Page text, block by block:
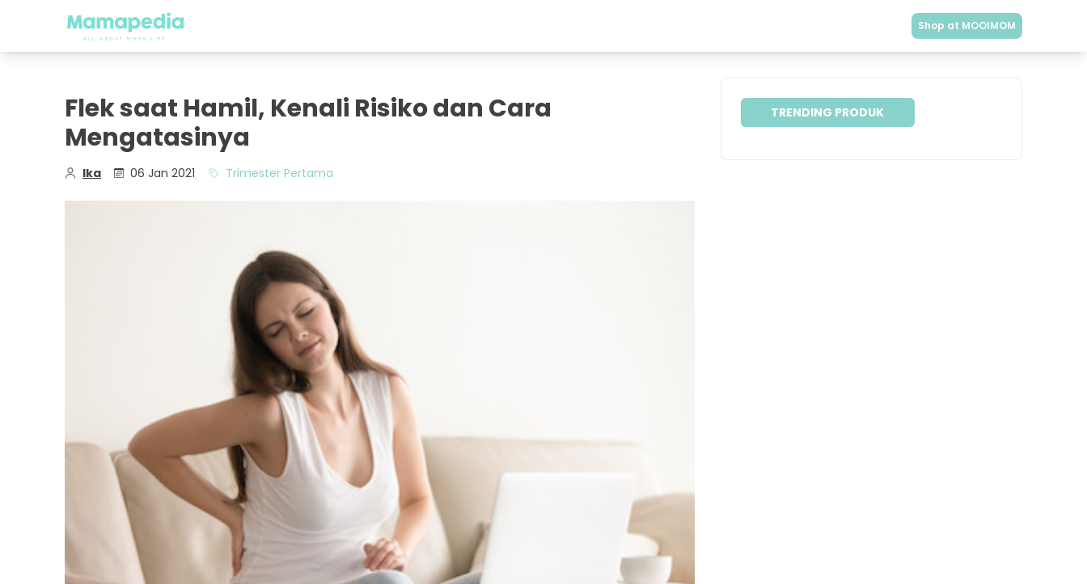
Shop at MOOIMOM
Flek saat Hamil, Kenali Risiko dan Cara
Mengatasinya
Ika 06 Jan 2021 Trimester Pertama
TRENDING PRODUK